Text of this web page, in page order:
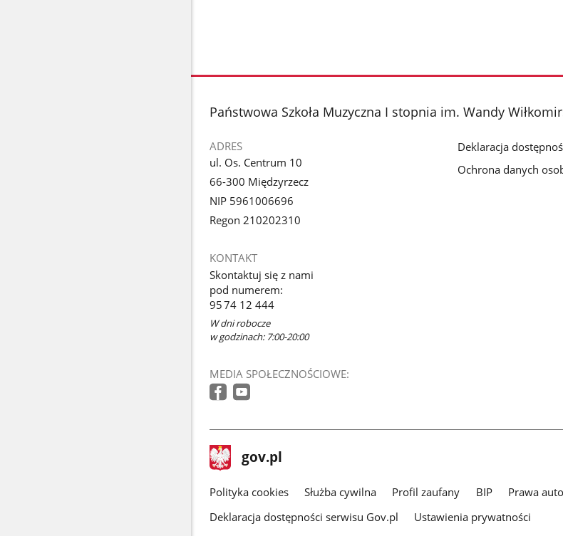
stopka
Państwowa Szkoła Muzyczna I stopnia im. Wandy
ADRES
ul. Os. Centrum 10
66-300 Międzyrzecz
NIP 5961006696
Regon 210202310
KONTAKT
Skontaktuj się z nami
pod numerem:
95 74 12 444
W dni robocze
w godzinach: 7:00-20:00
MEDIA SPOŁECZNOŚCIOWE:
Deklaracja
Ochrona danych
stopka
gov.pl Strona
gov.pl
gov.pl
Polityka cookies Służba cywilna Profil zaufany BIP Prawa
Deklaracja dostępności serwisu Gov.pl
Ustawienia prywatności